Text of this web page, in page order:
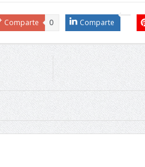
Comparte 0 Comparte